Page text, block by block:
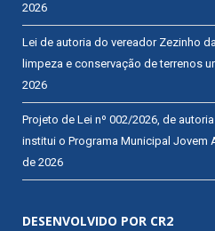
2026
Lei de autoria do vereador Zezinho
limpeza e conservação de terrenos
2026
Projeto de Lei nº 002/2026, de
institui o Programa Municipal Jovem
de 2026
DESENVOLVIDO POR CR2